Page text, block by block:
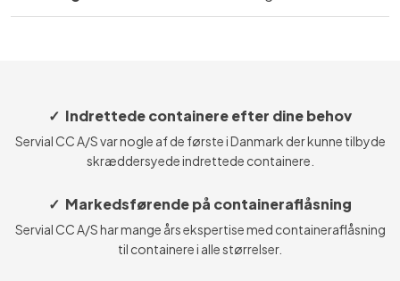
✓ Indrettede containere efter dine behov
Servial CC A/S var nogle af de første i Danmark der kunne tilbyde
skræddersyede indrettede containere.
✓ Markedsførende på containeraflåsning
Servial CC A/S har mange års ekspertise med containeraflåsning
til containere i alle størrelser.